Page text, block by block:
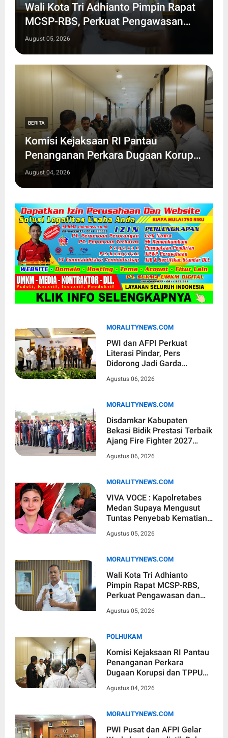
Wali Kota Tri Adhianto Pimpin Rapat
MCSP-RBS, Perkuat Pengawasan
dan Pencegahan Risiko Korupsi di
August 05, 2026
BERITA
Komisi Kejaksaan RI Pantau
Penanganan Perkara Dugaan Korupsi
dan TPPU Mantan Jampidsus, FA
August 04, 2026
MORALITYNEWS.COM
PWI dan AFPI Perkuat
Literasi Pindar, Pers
Didorong Jadi Garda
Lawan Pinjol Ilegal
Agustus 06, 2026
MORALITYNEWS.COM
Disdamkar Kabupaten
Bekasi Bidik Prestasi Terbaik
Ajang Fire Fighter 2027
Agustus 06, 2026
MORALITYNEWS.COM
VIVA VOCE : Kapolretabes
Medan Supaya Mengusut
Tuntas Penyebab Kematian
Transparan
Agustus 05, 2026
MORALITYNEWS.COM
Wali Kota Tri Adhianto
Pimpin Rapat MCSP-RBS,
Perkuat Pengawasan dan
di Kota Bekasi
Agustus 05, 2026
POLHUKAM
Komisi Kejaksaan RI Pantau
Penanganan Perkara
Dugaan Korupsi dan TPPU
Agustus 04, 2026
MORALITYNEWS.COM
PWI Pusat dan AFPI Gelar